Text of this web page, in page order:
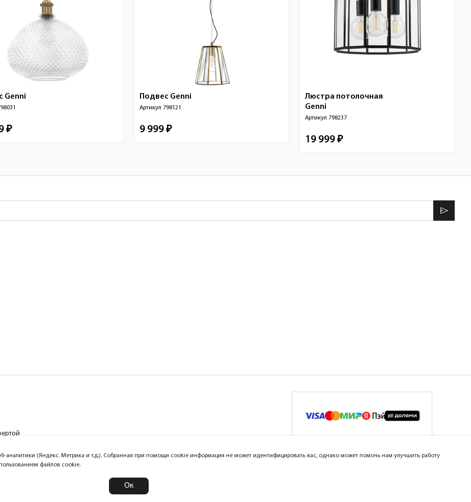
Genni
₽
Подвес Genni
Артикул 798121
9 999 ₽
Люстра потолочная
Genni
Артикул 798237
19 999 ₽
send
2026
аналитики (Яндекс. Метрика и т.д.). Собранная при помощи cookie информация не может идентифицировать вас, однако может помочь нам улучшить работу
файлов cookie.
Ок